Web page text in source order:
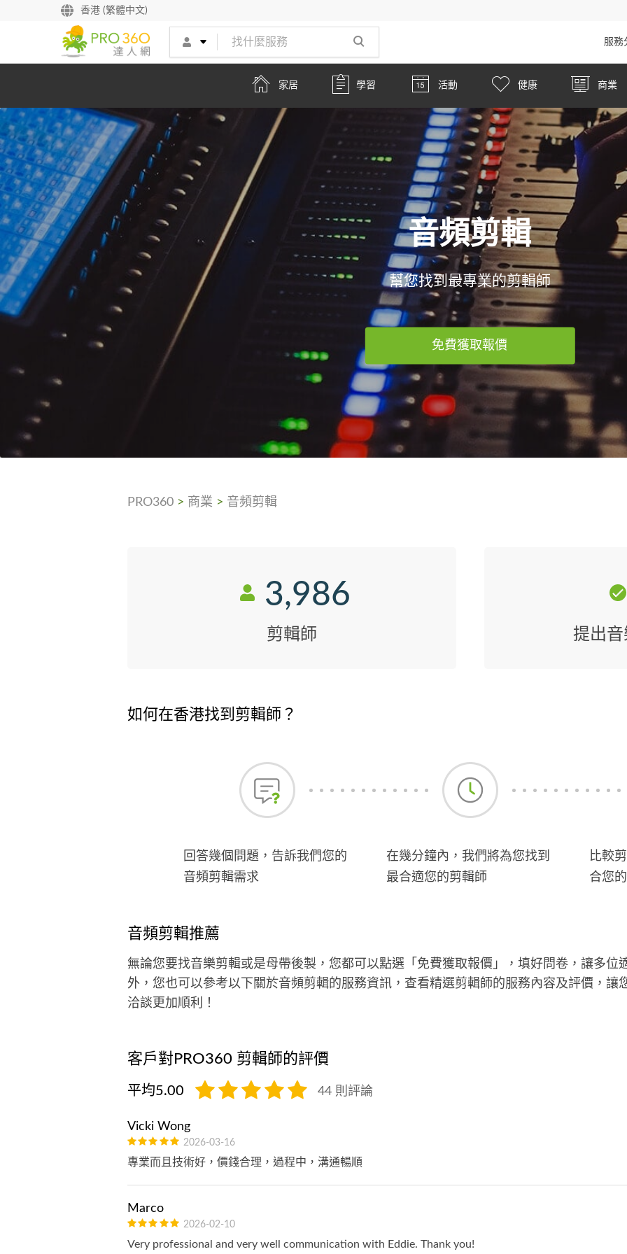
香港 (繁體中文)
服務
找專家 買服務
家居 學習 活動 健康 商業
音頻剪輯
幫您找到最專業的剪輯師
免費獲取報價
PRO360> 商業 > 音頻剪輯
3,986
剪輯師 提出
如何在香港找到剪輯師？
回答幾個問題，告訴我們您的
音頻剪輯需求
在幾分鐘內，我們將為您找到
最合適您的剪輯師
比較
合您
音頻剪輯推薦
無論您要找音樂剪輯或是母帶後製，您都可以點選「免費獲取報價」，填好問卷，讓多位
外，您也可以參考以下關於音頻剪輯的服務資訊，查看精選剪輯師的服務內容及評價，讓
洽談更加順利！
客戶對PRO360 剪輯師的評價
平均5.00 44 則評論
Vicki Wong
2026-03-16
專業而且技術好，價錢合理，過程中，溝通暢順
Marco
2026-02-10
Very professional and very well communication with Eddie. Thank you!